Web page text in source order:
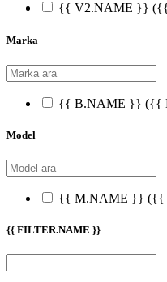
{{ V2.NAME }}
Marka
{{ B.NAME }} ({{
Model
{{ M.NAME }} ({{
{{ FILTER.NAME }}